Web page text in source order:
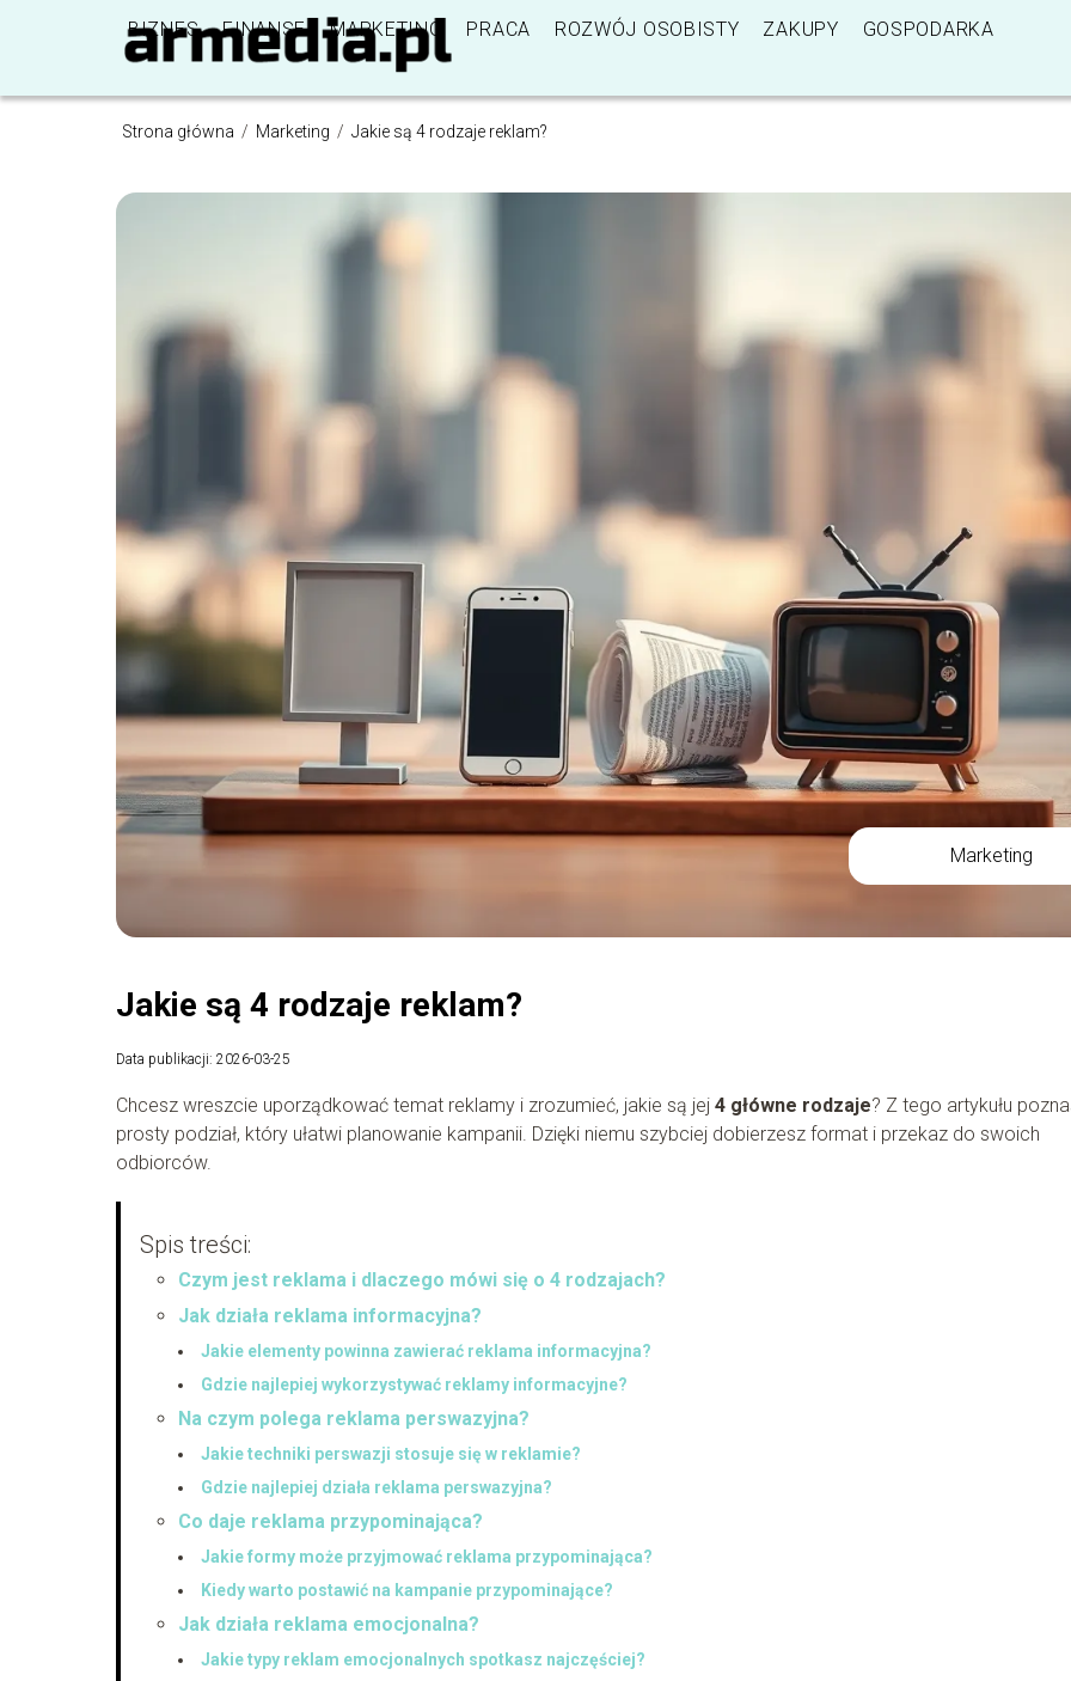
BIZNES FINANSE MARKETING PRACA ROZWÓJ OSOBISTY ZAKUPY GOSPODARKA
Strona główna / Marketing / Jakie są 4 rodzaje reklam?
Marketing
Jakie są 4 rodzaje reklam?
Data publikacji: 2026-03-25
Chcesz wreszcie uporządkować temat reklamy i zrozumieć, jakie są jej 4 główne rodzaje? Z tego artykułu
prosty podział, który ułatwi planowanie kampanii. Dzięki niemu szybciej dobierzesz format i przekaz do swoich
odbiorców.
Spis treści:
Czym jest reklama i dlaczego mówi się o 4 rodzajach?
Jak działa reklama informacyjna?
Jakie elementy powinna zawierać reklama informacyjna?
Gdzie najlepiej wykorzystywać reklamy informacyjne?
Na czym polega reklama perswazyjna?
Jakie techniki perswazji stosuje się w reklamie?
Gdzie najlepiej działa reklama perswazyjna?
Co daje reklama przypominająca?
Jakie formy może przyjmować reklama przypominająca?
Kiedy warto postawić na kampanie przypominające?
Jak działa reklama emocjonalna?
Jakie typy reklam emocjonalnych spotkasz najczęściej?